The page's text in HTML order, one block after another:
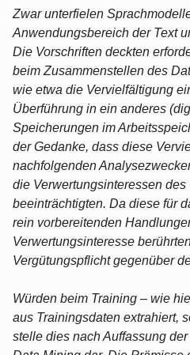
Zwar unterfielen
Anwendungsbereich der Text
Die Vorschriften deckten
beim Zusammenstellen des
wie etwa die Vervielfältigung
Überführung in ein anderes
Speicherungen im
der Gedanke, dass diese
nachfolgenden
die Verwertungsinteressen
beeinträchtigten. Da diese für
rein vorbereitenden
Verwertungsinteresse
Vergütungspflicht gegenüber
Würden beim Training – wie
aus Trainingsdaten extrahiert,
stelle dies nach Auffassung